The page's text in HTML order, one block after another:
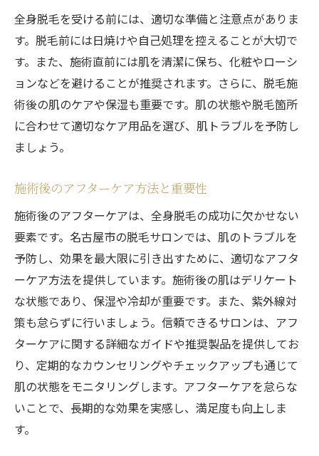
名古屋市のおすすめ全身脱毛サロン一覧
脱毛サロン選びで失敗しないためのポイント解
説
トラブルを避けるための契約前チェックリ
スト
安すぎるサロンに注意すべき理由
信頼できるサロン選びの決め手
名古屋市で失敗しないためのサロン選びの
コツ
名古屋市の脱毛サロンの特徴と口コミをチェッ
クする方法
脱毛サロンの口コミサイトの活用方法
良い口コミと悪い口コミの見分け方
名古屋市のサロンの実際の体験談を探す方
法
サロンの特徴別に選ぶポイント
全身脱毛を受ける前には、適切な準備と注意点がありま
す。脱毛前には日焼けや自己処理を控えることが大切で
す。また、施術直前には肌を清潔に保ち、化粧やローシ
ョンなどを避けることが推奨されます。さらに、脱毛施
術後の肌のケアや保湿も重要です。肌の状態や脱毛箇所
に合わせて適切なケア用品を選び、肌トラブルを予防し
ましょう。
施術後のアフターケア方法と重要性
施術後のアフターケアは、全身脱毛の成功に欠かせない
要素です。名古屋市の脱毛サロンでは、肌のトラブルを
予防し、効果を最大限に引き出すために、適切なアフタ
ーケア方法を提供しています。施術後の肌はデリケート
な状態であり、保湿や冷却が重要です。また、紫外線対
策も怠らずに行いましょう。信頼できるサロンは、アフ
ターケアに関する詳細なガイドや推奨製品を提供してお
り、定期的なカウンセリングやチェックアップも通じて
肌の状態をモニタリングします。アフターケアを怠らな
いことで、長期的な効果を実感し、満足度も向上しま
す。